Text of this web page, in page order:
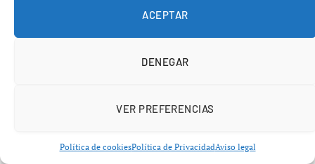
ACEPTAR
DENEGAR
VER PREFERENCIAS
Política de cookiesPolítica de PrivacidadAviso legal